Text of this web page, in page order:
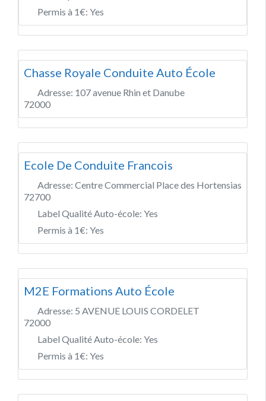
Permis à 1€: Yes
Chasse Royale Conduite Auto École
Adresse: 107 avenue Rhin et Danube
72000
Ecole De Conduite Francois
Adresse: Centre Commercial Place des Hortensias
72700
Label Qualité Auto-école: Yes
Permis à 1€: Yes
M2E Formations Auto École
Adresse: 5 AVENUE LOUIS CORDELET
72000
Label Qualité Auto-école: Yes
Permis à 1€: Yes